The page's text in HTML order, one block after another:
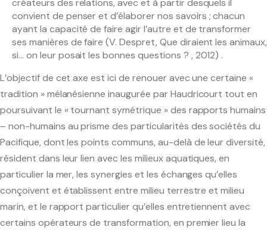
créateurs des relations, avec et à partir desquels il
convient de penser et d’élaborer nos savoirs ; chacun
ayant la capacité de faire agir l’autre et de transformer
ses manières de faire (V. Despret, Que diraient les animaux,
si… on leur posait les bonnes questions ? , 2012) .
L’objectif de cet axe est ici de renouer avec une certaine «
tradition » mélanésienne inaugurée par Haudricourt tout en
poursuivant le « tournant symétrique » des rapports humains
– non-humains au prisme des particularités des sociétés du
Pacifique, dont les points communs, au-delà de leur diversité,
résident dans leur lien avec les milieux aquatiques, en
particulier la mer, les synergies et les échanges qu’elles
conçoivent et établissent entre milieu terrestre et milieu
marin, et le rapport particulier qu’elles entretiennent avec
certains opérateurs de transformation, en premier lieu la